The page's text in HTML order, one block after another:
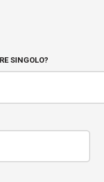
SINGOLO?